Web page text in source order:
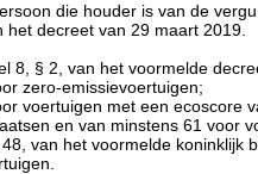
die houder is van de
decreet van 29 maart 2019.
8, § 2, van het voormelde
zero-emissievoertuigen;
voertuigen met een
en van minstens 61 voor
van het voormelde koninklijk